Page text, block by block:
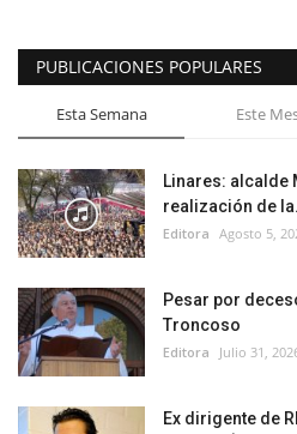
PUBLICACIONES POPULARES
Esta Semana Este
Linares: alcalde
realización de
Editora Agosto 5,
Pesar por
Troncoso
Editora Julio 31,
Ex dirigente de